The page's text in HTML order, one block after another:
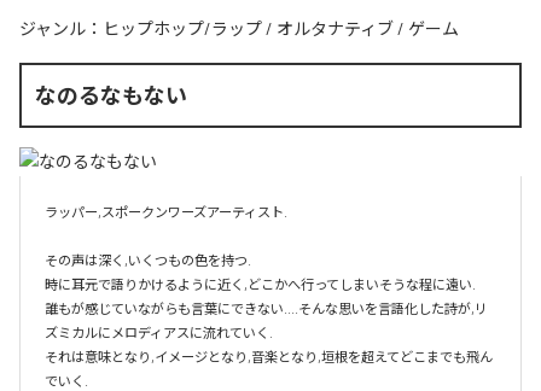
ジャンル： ヒップホップ/ラップ / オルタナティブ / ゲーム
なのるなもない
ラッパー,スポークンワーズアーティスト.
その声は深く,いくつもの色を持つ.
時に耳元で語りかけるように近く,どこかへ行ってしまいそうな程に遠い.
誰もが感じていながらも言葉にできない....そんな思いを言語化した詩が,リ
ズミカルにメロディアスに流れていく.
それは意味となり,イメージとなり,音楽となり,垣根を超えてどこまでも飛ん
でいく.